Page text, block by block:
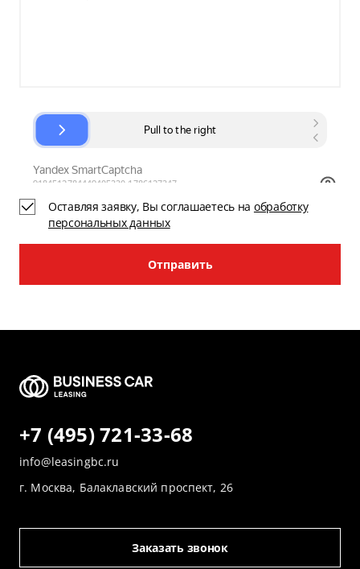
Оставляя заявку, Вы соглашаетесь на обработку
персональных данных
Отправить
+7 (495) 721-33-68
info@leasingbc.ru
г. Москва, Балаклавский проспект, 26
Заказать звонок